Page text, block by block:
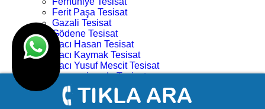
Ferit Paşa Tesisat
Gazali Tesisat
Gödene Tesisat
Hacı Hasan Tesisat
Hacı Kaymak Tesisat
Hacı Yusuf Mescit Tesisat
Hacıveyiszade Tesisat
Hamza Oğlu Tesisat
Hanay Başı Tesisat